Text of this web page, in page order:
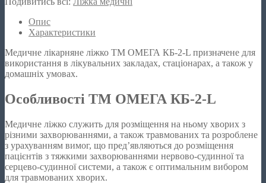
Опис
Характеристики
Медичне лікарняне ліжко ТМ ОМЕГА КБ-2-L призначене для
використання в лікувальних закладах, стаціонарах, а також у
домашніх умовах.
Особливості ТМ ОМЕГА КБ-2-L
Медичне ліжко служить для розміщення на ньому хворих з
різними захворюваннями, а також травмованих та розроблене
з урахуванням вимог, що пред’являються до розміщення
пацієнтів з тяжкими захворюваннями нервово-судинної та
серцево-судинної системи, а також є оптимальним вибором
для травмованих хворих.